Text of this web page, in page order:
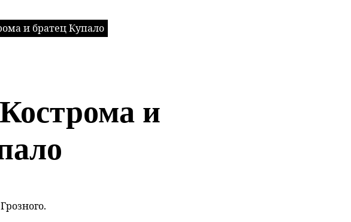
и братец Купало
и